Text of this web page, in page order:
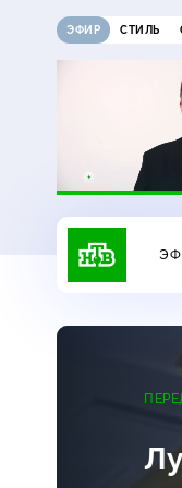
ЭФИР СТИЛЬ
Инженеры